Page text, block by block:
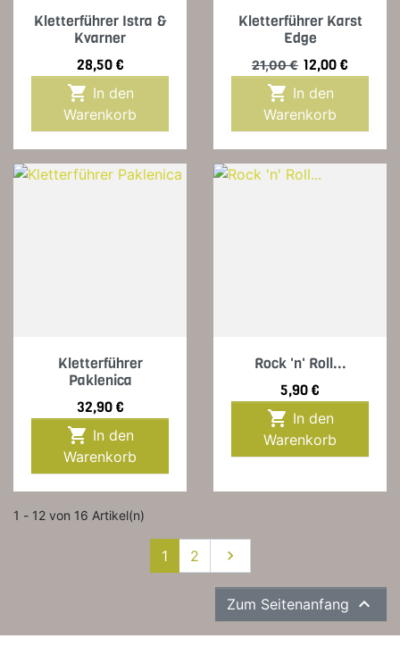
Kletterführer Istra &
Kvarner
Preis
28,50 €

Warenkorb
Kletterführer Karst
Edge
Verkaufspreis
21,00 € Preis
12,00 €

Warenkorb
Kletterführer
Paklenica
Preis
32,90 €

Warenkorb
Rock 'n' Roll...
Preis
5,90 €

Warenkorb
1 - 12 von 16 Artikel(n)
1 2 Weiter

Zum Seitenanfang 